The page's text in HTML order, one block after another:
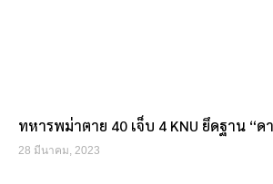
ทหารพม่าตาย 40 เจ็บ 4 KNU ยึดฐาน “ด
28 มีนาคม, 2023